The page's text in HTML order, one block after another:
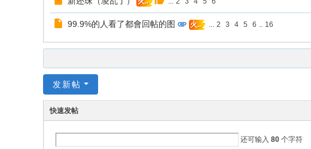
99.9%的人看了都會回帖的图 火.. ... 2 3 4 5 6 .. 16
发新帖
快速发帖
还可输入 80 个字符